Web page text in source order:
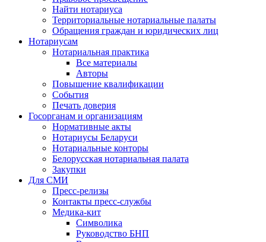
Найти нотариуса
Территориальные нотариальные палаты
Обращения граждан и юридических лиц
Нотариусам
Нотариальная практика
Все материалы
Авторы
Повышение квалификации
События
Печать доверия
Госорганам и организациям
Нормативные акты
Нотариусы Беларуси
Нотариальные конторы
Белорусская нотариальная палата
Закупки
Для СМИ
Пресс-релизы
Контакты пресс-службы
Медика-кит
Символика
Руководство БНП